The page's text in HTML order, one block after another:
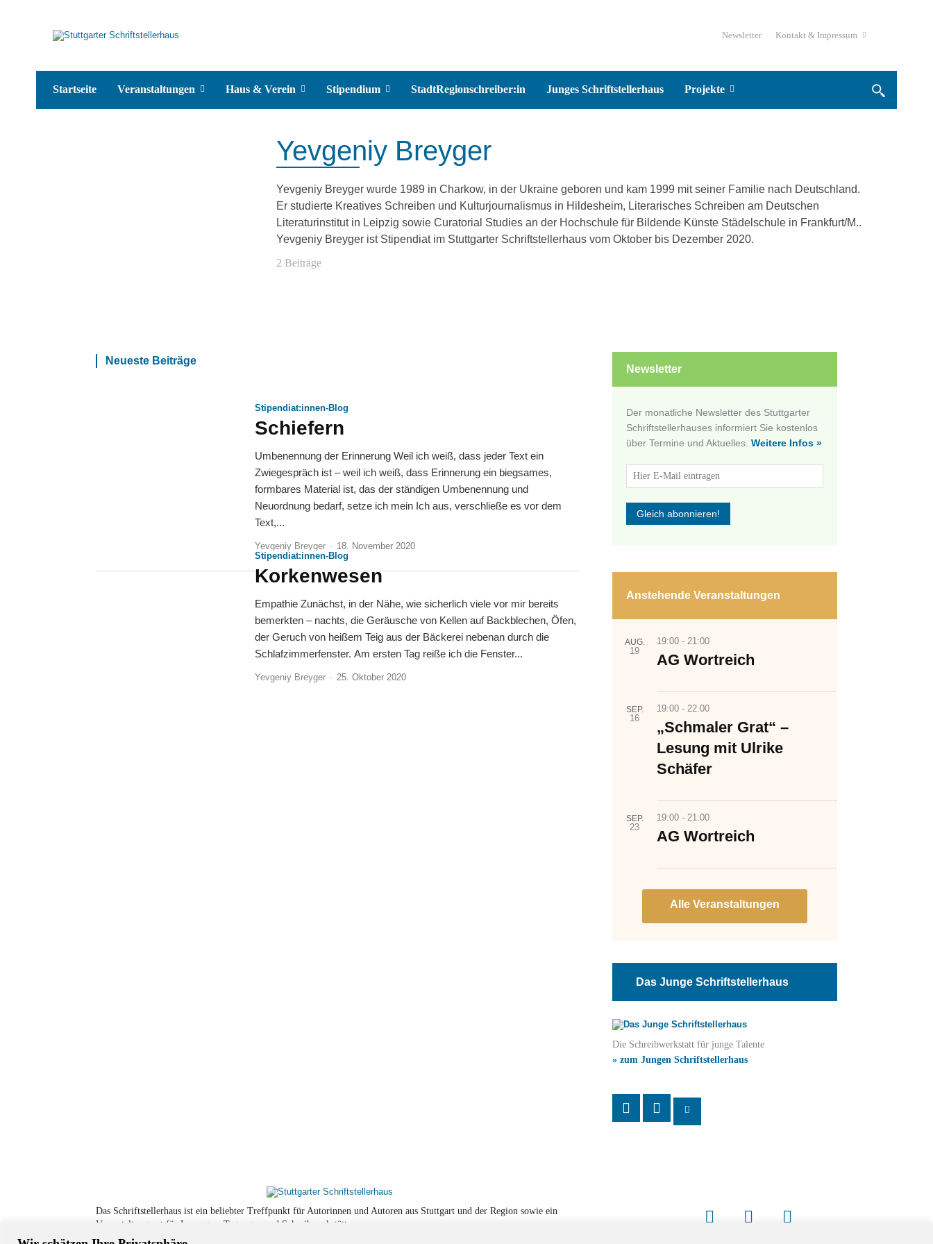
Newsletter Kontakt & Impressum
Startseite Veranstaltungen Haus & Verein Stipendium StadtRegionschreiber:in Junges Schriftstellerhaus Projekte
Yevgeniy Breyger
Yevgeniy Breyger wurde 1989 in Charkow, in der Ukraine geboren und kam 1999 mit seiner Familie nach Deutschland.
Er studierte Kreatives Schreiben und Kulturjournalismus in Hildesheim, Literarisches Schreiben am Deutschen
Literaturinstitut in Leipzig sowie Curatorial Studies an der Hochschule für Bildende Künste Städelschule in Frankfurt/M..
Yevgeniy Breyger ist Stipendiat im Stuttgarter Schriftstellerhaus vom Oktober bis Dezember 2020.
2 Beiträge
Neueste Beiträge
Stipendiat:innen-Blog
Schiefern
Umbenennung der Erinnerung Weil ich weiß, dass jeder Text ein
Zwiegespräch ist – weil ich weiß, dass Erinnerung ein biegsames,
formbares Material ist, das der ständigen Umbenennung und
Neuordnung bedarf, setze ich mein Ich aus, verschließe es vor dem
Text,...
Yevgeniy Breyger - 18. November 2020
Stipendiat:innen-Blog
Korkenwesen
Empathie Zunächst, in der Nähe, wie sicherlich viele vor mir bereits
bemerkten – nachts, die Geräusche von Kellen auf Backblechen, Öfen,
der Geruch von heißem Teig aus der Bäckerei nebenan durch die
Schlafzimmerfenster. Am ersten Tag reiße ich die Fenster...
Yevgeniy Breyger - 25. Oktober 2020
Newsletter
Der monatliche Newsletter des Stuttgarter
Schriftstellerhauses informiert Sie kostenlos
über Termine und Aktuelles. Weitere Infos »
Anstehende Veranstaltungen
AUG.
19
19:00 - 21:00
AG Wortreich
SEP.
16
19:00 - 22:00
„Schmaler Grat“ –
Lesung mit Ulrike
Schäfer
SEP.
23
19:00 - 21:00
AG Wortreich
Das Junge Schriftstellerhaus
Die Schreibwerkstatt für junge Talente
» zum Jungen Schriftstellerhaus
Das Schriftstellerhaus ist ein beliebter Treffpunkt für Autorinnen und Autoren aus Stuttgart und der Region sowie ein
Veranstaltungsort für Lesungen, Tagungen und Schreibwerkstätten.